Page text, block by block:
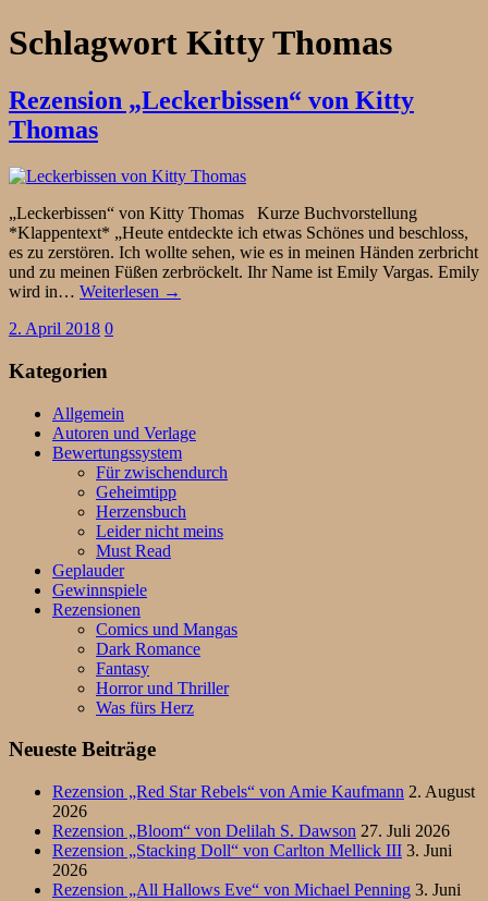
Schlagwort Kitty Thomas
Rezension „Leckerbissen“ von Kitty
Thomas
„Leckerbissen“ von Kitty Thomas Kurze Buchvorstellung
*Klappentext* „Heute entdeckte ich etwas Schönes und beschloss,
es zu zerstören. Ich wollte sehen, wie es in meinen Händen zerbricht
und zu meinen Füßen zerbröckelt. Ihr Name ist Emily Vargas. Emily
wird in… Weiterlesen →
2. April 2018 0
Kategorien
Allgemein
Autoren und Verlage
Bewertungssystem
Für zwischendurch
Geheimtipp
Herzensbuch
Leider nicht meins
Must Read
Geplauder
Gewinnspiele
Rezensionen
Comics und Mangas
Dark Romance
Fantasy
Horror und Thriller
Was fürs Herz
Neueste Beiträge
Rezension „Red Star Rebels“ von Amie Kaufmann 2. August
2026
Rezension „Bloom“ von Delilah S. Dawson 27. Juli 2026
Rezension „Stacking Doll“ von Carlton Mellick III 3. Juni
2026
Rezension „All Hallows Eve“ von Michael Penning 3. Juni